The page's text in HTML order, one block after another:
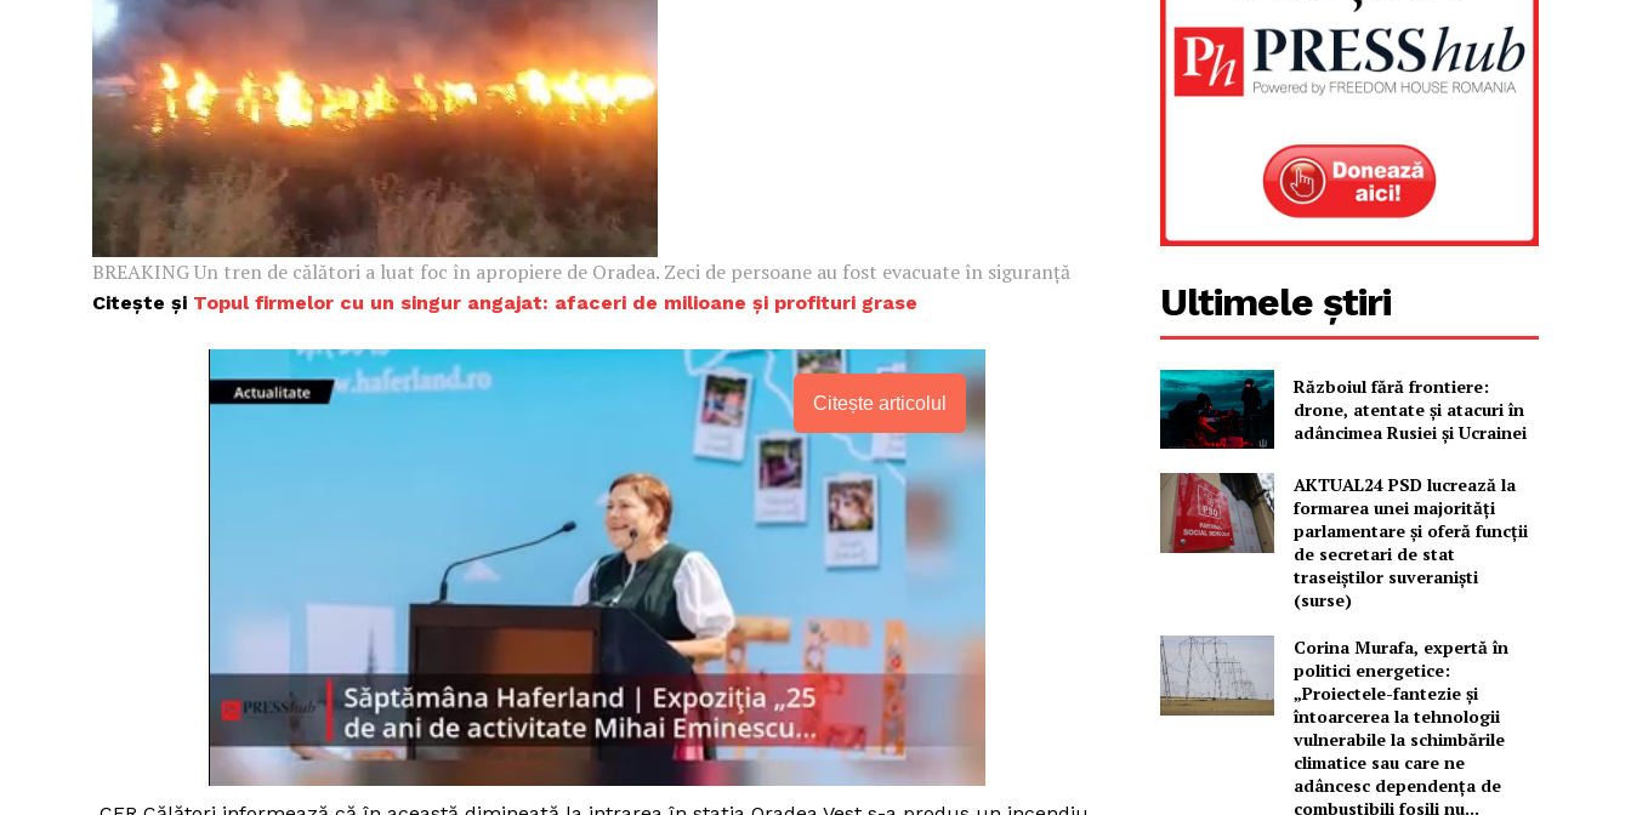
Un proiect
FREEDOM HOUSE
ROMÂNIA
PRESShub
Despre noi / Echipa
Proiecte editoriale
Contact
BREAKING Un tren de călători a luat foc în apropiere de Oradea. Zeci de persoane au fost evacuate în siguranță
Citește și Topul firmelor cu un singur angajat: afaceri de milioane şi profituri grase
Citește articolul
Ultimele știri
Războiul fără frontiere:
drone, atentate și atacuri în
adâncimea Rusiei și Ucrainei
AKTUAL24 PSD lucrează la
formarea unei majorităţi
parlamentare și oferă funcții
de secretari de stat
traseiștilor suveraniști
(surse)
Corina Murafa, expertă în
politici energetice:
„Proiectele-fantezie și
întoarcerea la tehnologii
vulnerabile la schimbările
climatice sau care ne
adâncesc dependența de
combustibili fosili nu...